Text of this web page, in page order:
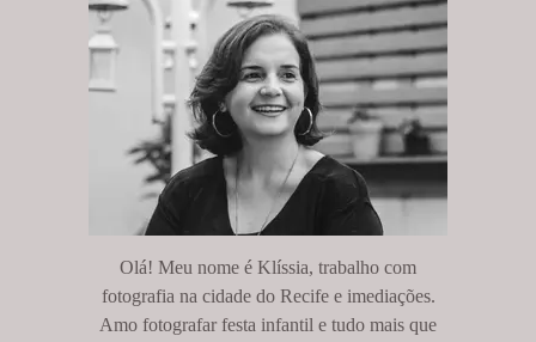
Olá! Meu nome é Klíssia, trabalho com
fotografia na cidade do Recife e imediações.
Amo fotografar festa infantil e tudo mais que